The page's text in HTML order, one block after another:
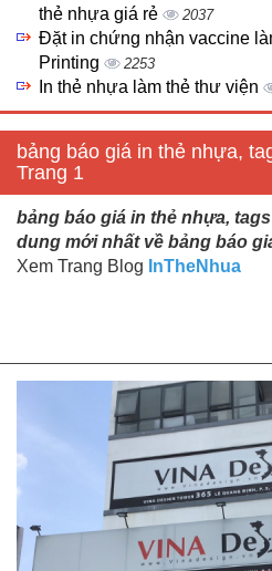
thẻ nhựa giá rẻ
2037
Đặt in chứng nhận vaccine
Printing
2253
In thẻ nhựa làm thẻ thư viện
bảng báo giá in thẻ nhựa,
Trang 1
bảng báo giá in thẻ nhựa,
dung mới nhất về bảng báo
Xem Trang Blog InTheNhua